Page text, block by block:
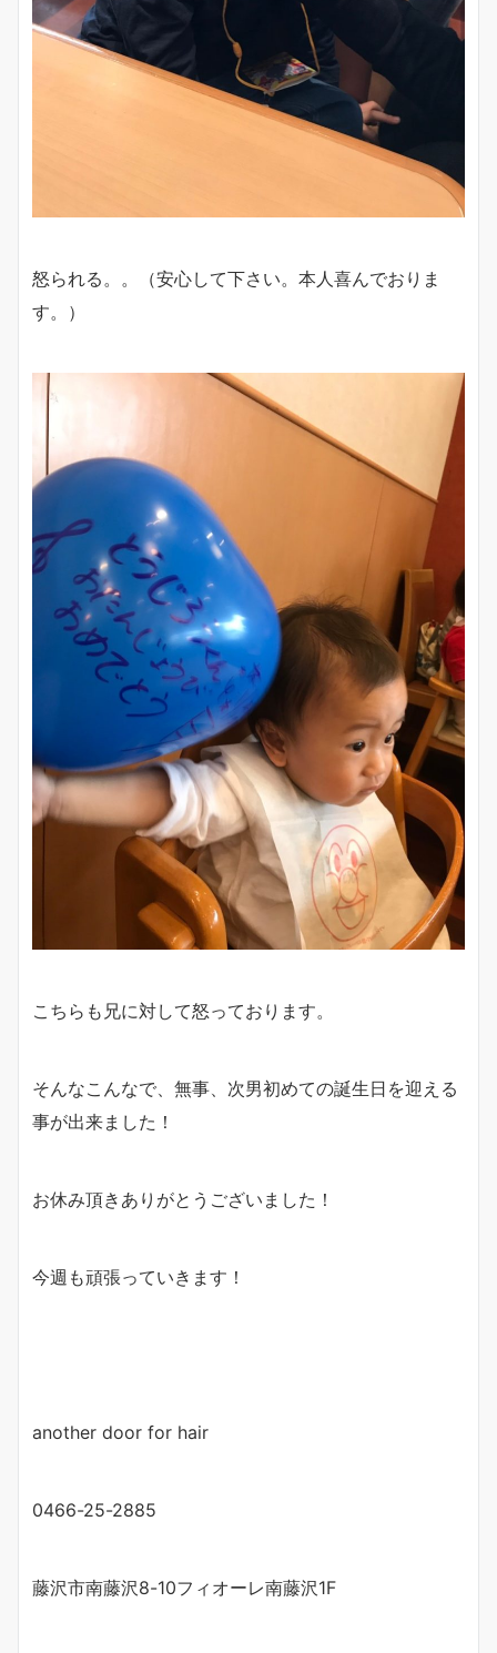
怒られる。。（安心して下さい。本人喜んでおりま
す。）
こちらも兄に対して怒っております。
そんなこんなで、無事、次男初めての誕生日を迎える
事が出来ました！
お休み頂きありがとうございました！
今週も頑張っていきます！
another door for hair
0466-25-2885
藤沢市南藤沢8-10フィオーレ南藤沢1F